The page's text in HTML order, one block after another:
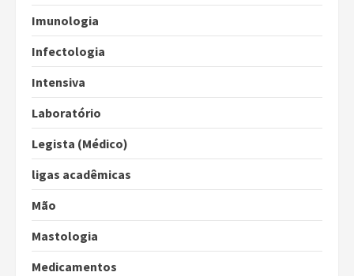
Imunologia
Infectologia
Intensiva
Laboratório
Legista (Médico)
ligas acadêmicas
Mão
Mastologia
Medicamentos